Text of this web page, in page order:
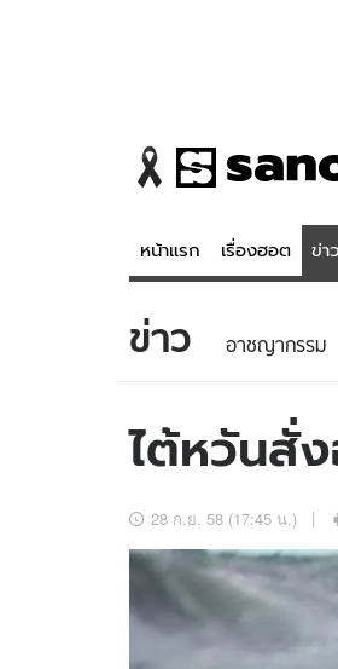
หน้าแรก เรื่องฮอต ข่าว
ข่าว
ข่าวบันเทิง
อัปเดตจีน
เช็กข่าวชัวร์
ข่าว อาชญากรรม
ไต้หวันสั่
28 ก.ย. 58 (17:45 น.)